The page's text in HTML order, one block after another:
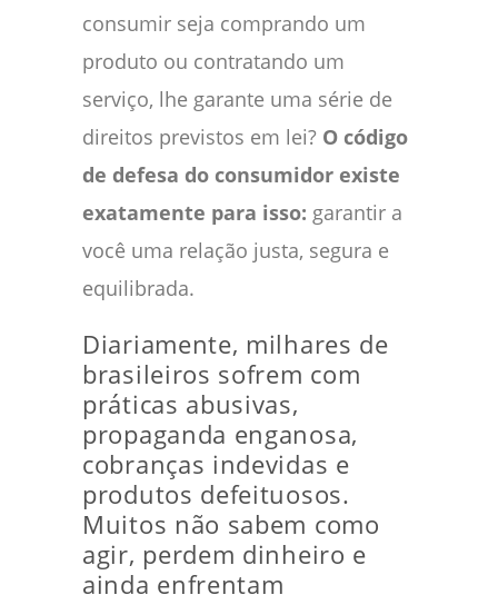
consumir seja comprando um
produto ou contratando um
serviço, lhe garante uma série de
direitos previstos em lei? O código
de defesa do consumidor existe
exatamente para isso: garantir a
você uma relação justa, segura e
equilibrada.
Diariamente, milhares de
brasileiros sofrem com
práticas abusivas,
propaganda enganosa,
cobranças indevidas e
produtos defeituosos.
Muitos não sabem como
agir, perdem dinheiro e
ainda enfrentam